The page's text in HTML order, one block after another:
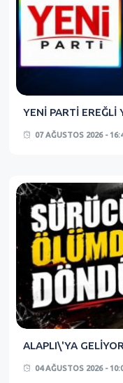
YENİ PARTİ EREĞLİ
07 AĞUSTOS 2026 -
ALAPLI\'YA
04 AĞUSTOS 2026 -